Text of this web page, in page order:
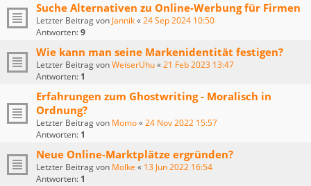
Suche Alternativen zu Online-Werbung für Firmen
Letzter Beitrag von Jannik«24 Sep 2024 10:50
Antworten:9
Wie kann man seine Markenidentität festigen?
Letzter Beitrag vonWeiserUhu«21 Feb 2023 13:47
Antworten: 1
Erfahrungen zum Ghostwriting - Moralisch in
Ordnung?
Letzter Beitrag von Momo«24 Nov 2022 15:57
Antworten: 1
Neue Online-Marktplätze ergründen?
Letzter Beitrag von Molke « 13 Jun 2022 16:54
Antworten: 1